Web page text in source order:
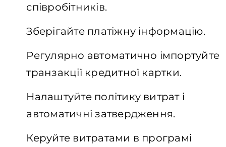
співробітників.
Зберігайте платіжну інформацію.
Регулярно автоматично імпортуйте
транзакції кредитної картки.
Налаштуйте політику витрат і
автоматичні затвердження.
Керуйте витратами в програмі